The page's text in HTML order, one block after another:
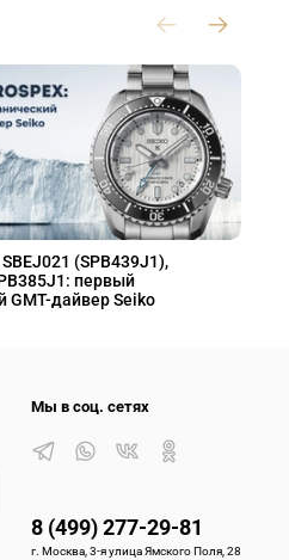
(SPB439J1),
первый
GMT-дайвер Seiko
Мы в соц. сетях
8 (499) 277-29-81
г. Москва, 3-я улица Ямского Поля, 28